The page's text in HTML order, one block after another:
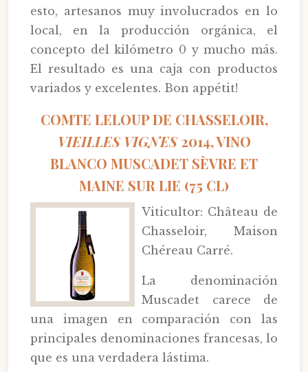
esto, artesanos muy involucrados en lo
local, en la producción orgánica, el
concepto del kilómetro 0 y mucho más.
El resultado es una caja con productos
variados y excelentes. Bon appétit!
COMTE LELOUP DE CHASSELOIR,
VIEILLES VIGNES2014, VINO
BLANCO MUSCADET SÈVRE ET
MAINE SUR LIE (75 CL)
Viticultor: Château de
Chasseloir, Maison
Chéreau Carré.
La denominación
Muscadet carece de
una imagen en comparación con las
principales denominaciones francesas, lo
que es una verdadera lástima.